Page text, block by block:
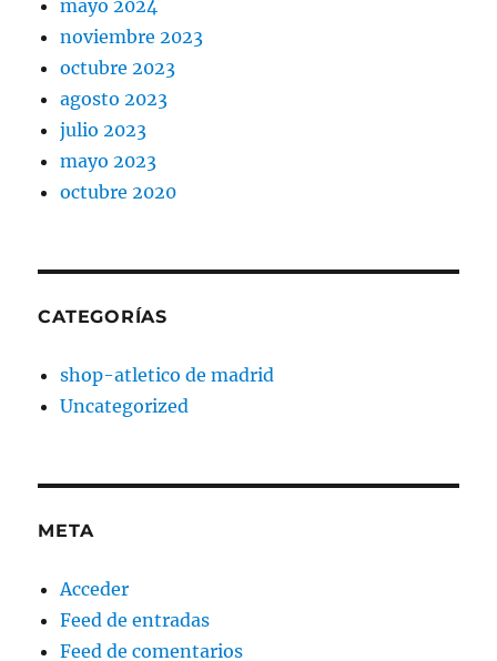
mayo 2024
noviembre 2023
octubre 2023
agosto 2023
julio 2023
mayo 2023
octubre 2020
CATEGORÍAS
shop-atletico de madrid
Uncategorized
META
Acceder
Feed de entradas
Feed de comentarios